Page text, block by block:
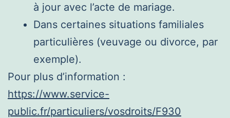
à jour avec l’acte de mariage.
Dans certaines situations familiales
particulières (veuvage ou divorce, par
exemple).
Pour plus d’information :
https://www.service-
public.fr/particuliers/vosdroits/F930